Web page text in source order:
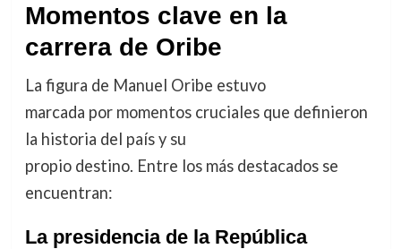
Momentos clave en la
carrera de Oribe
La figura de Manuel Oribe estuvo
marcada por momentos cruciales que definieron
la historia del país y su
propio destino. Entre los más destacados se
encuentran:
La presidencia de la República